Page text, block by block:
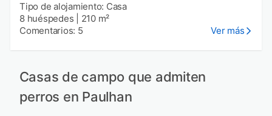
Tipo de alojamiento: Casa
8 huéspedes
210 m²
Comentarios: 5
Ver más
Casas de campo que admiten
perros en Paulhan